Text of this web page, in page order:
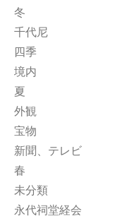
冬
千代尼
四季
境内
夏
外観
宝物
新聞、テレビ
春
未分類
永代祠堂経会